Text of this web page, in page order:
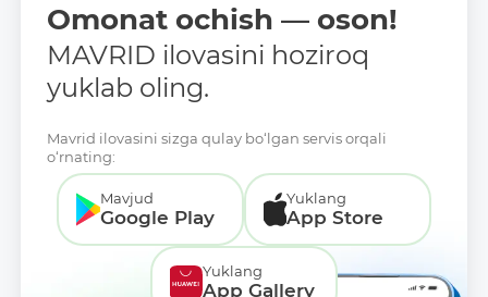
Omonat ochish — oson!
MAVRID ilovasini hoziroq
yuklab oling.
Mavrid ilovasini sizga qulay bo‘lgan servis orqali
o‘rnating:
Mavjud
Google Play
Yuklang
App Store
Yuklang
App Gallery